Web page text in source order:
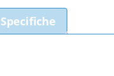
Specifiche